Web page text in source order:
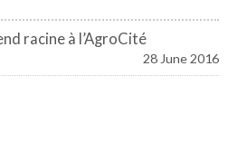
racine à l’AgroCité
28 June 2016